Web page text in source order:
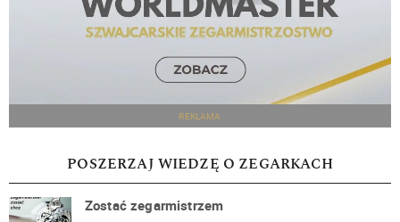
REKLAMA
POSZERZAJ WIEDZĘ O ZEGARKACH
Zostać zegarmistrzem